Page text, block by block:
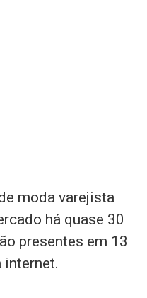
moda varejista
há quase 30
presentes em 13
internet.